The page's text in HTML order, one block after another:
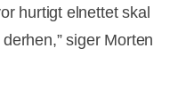
hurtigt elnettet skal
siger Morten